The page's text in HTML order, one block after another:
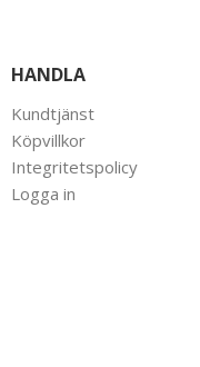
HANDLA
Kundtjänst
Köpvillkor
Integritetspolicy
Logga in